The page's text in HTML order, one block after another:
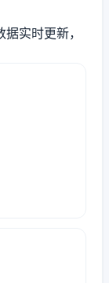
实时更新，